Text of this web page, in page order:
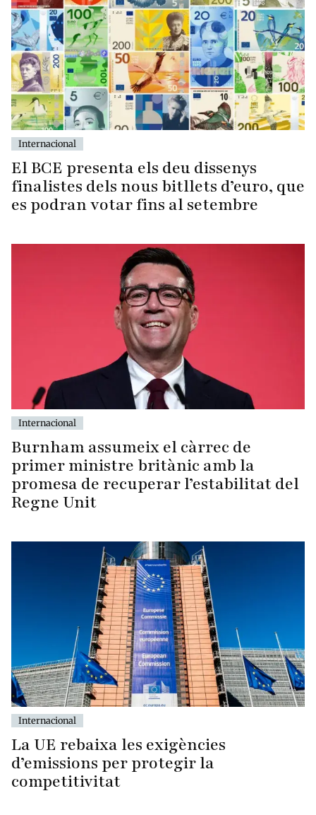
Internacional
El BCE presenta els deu dissenys
finalistes dels nous bitllets d’euro, que
es podran votar fins al setembre
Internacional
Burnham assumeix el càrrec de
primer ministre britànic amb la
promesa de recuperar l’estabilitat del
Regne Unit
Internacional
La UE rebaixa les exigències
d’emissions per protegir la
competitivitat